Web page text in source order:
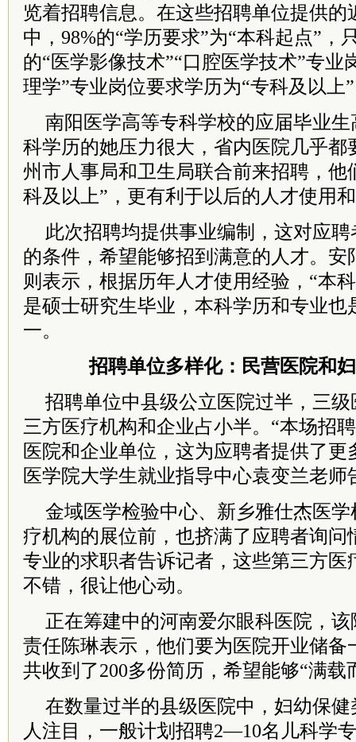
览着招聘信息。在这些招聘单位提供的
中，98%的“学历要求”为“本科起点”，
的“医学影像技术”“口腔医学技术”专业
理学”专业岗位要求学历为“专科及以上
南阳医学高等专科学校的应届毕业
科学历的她压力很大，省内医院几乎都
州市人事局和卫生局联合前来招聘，他
科及以上”，更有利于以后的人才使用
此次招聘均提供事业编制，这对应
的条件，希望能够招到满意的人才。安
则表示，根据历年人才使用经验，“本
是硕士研究生毕业，本科学历和专业也
一。
招聘单位多样化：民营医院和
招聘单位中县级公立医院过半，三
三方医疗机构和企业占小半。“本场招
医院和企业单位，这为应聘者提供了更
医学院大学生就业指导中心袁变兰老师
金域医学检验中心、新乡雅仕杰医
疗机构的展位前，也挤满了应聘者询问
专业的求职者告诉记者，这些第三方医
不错，很让他心动。
正在筹建中的河南爱尔眼科医院，
责任陈琳表示，他们要为医院开业储备
共收到了200多份简历，希望能够“满载
在数量过半的县级医院中，妇幼保
人注目，一般计划招聘2—10名儿科学